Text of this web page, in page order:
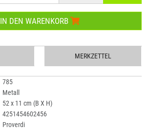
IN DEN WARENKORB
MERKZETTEL
785
Metall
52 x 11 cm (B X H)
4251454602456
Proverdi